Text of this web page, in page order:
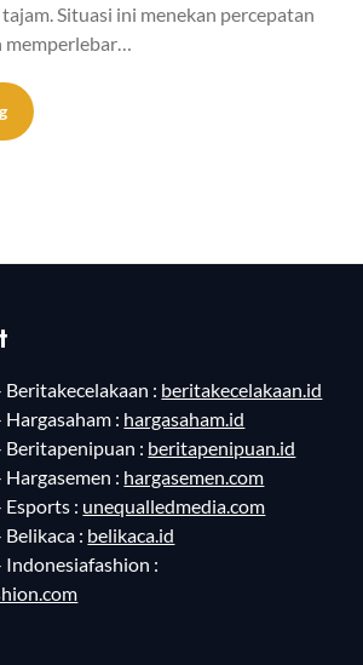
Situasi ini menekan percepatan
Beritakecelakaan : beritakecelakaan.id
: hargasaham.id
Beritapenipuan : beritapenipuan.id
: hargasemen.com
Esports : unequalledmedia.com
: belikaca.id
Indonesiafashion :